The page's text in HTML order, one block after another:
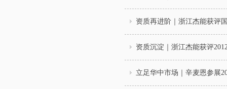
资质再进阶｜浙江杰能获评
资质沉淀｜浙江杰能获评
立足华中市场｜辛麦恩参展